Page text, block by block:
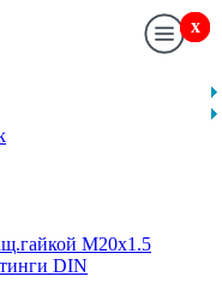
M20x1.5
DIN
x
x